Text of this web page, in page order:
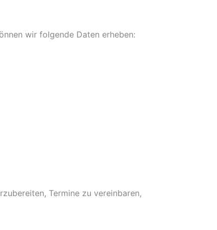
wir folgende Daten erheben:
Termine zu vereinbaren,